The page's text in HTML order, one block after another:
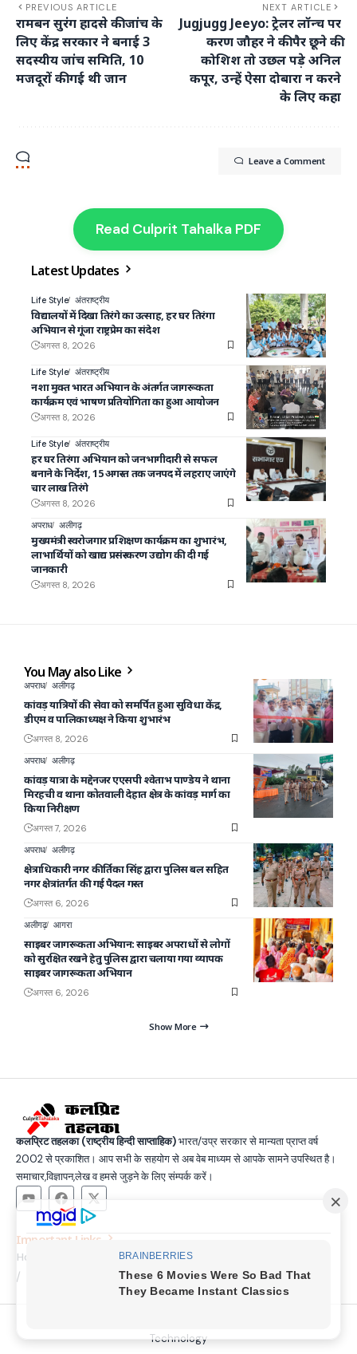
PREVIOUS ARTICLE
रामबन सुरंग हादसे की जांच के
लिए केंद्र सरकार ने बनाई 3
सदस्यीय जांच समिति, 10
मजदूरों की गई थी जान
NEXT ARTICLE
Jugjugg Jeeyo: ट्रेलर लॉन्च पर
करण जौहर ने की पैर छूने की
कोशिश तो उछल पड़े अनिल
कपूर, उन्हें ऐसा दोबारा न करने
के लिए कहा
Leave a Comment
Read Culprit Tahalka PDF
Latest Updates
Life Style अंतराष्ट्रीय
विद्यालयों में दिखा तिरंगे का उत्साह, हर घर तिरंगा
अभियान से गूंजा राष्ट्रप्रेम का संदेश
अगस्त 8, 2026
Life Style अंतराष्ट्रीय
नशा मुक्त भारत अभियान के अंतर्गत जागरूकता
कार्यक्रम एवं भाषण प्रतियोगिता का हुआ आयोजन
अगस्त 8, 2026
Life Style अंतराष्ट्रीय
हर घर तिरंगा अभियान को जनभागीदारी से सफल
बनाने के निर्देश, 15 अगस्त तक जनपद में लहराए जाएंगे
चार लाख तिरंगे
अगस्त 8, 2026
अपराध अलीगढ़
मुख्यमंत्री स्वरोजगार प्रशिक्षण कार्यक्रम का शुभारंभ,
लाभार्थियों को खाद्य प्रसंस्करण उद्योग की दी गई
जानकारी
अगस्त 8, 2026
You May also Like
अपराध अलीगढ़
कांवड़ यात्रियों की सेवा को समर्पित हुआ सुविधा केंद्र,
डीएम व पालिकाध्यक्ष ने किया शुभारंभ
अगस्त 8, 2026
अपराध अलीगढ़
कांवड़ यात्रा के मद्देनजर एएसपी श्वेताभ पाण्डेय ने थाना
मिरहची व थाना कोतवाली देहात क्षेत्र के कांवड़ मार्ग का
किया निरीक्षण
अगस्त 7, 2026
अपराध अलीगढ़
क्षेत्राधिकारी नगर कीर्तिका सिंह द्वारा पुलिस बल सहित
नगर क्षेत्रांतर्गत की गई पैदल गस्त
अगस्त 6, 2026
अलीगढ़ आगरा
साइबर जागरूकता अभियान: साइबर अपराधों से लोगों
को सुरक्षित रखने हेतु पुलिस द्वारा चलाया गया व्यापक
साइबर जागरूकता अभियान
अगस्त 6, 2026
Show More
कलप्रिट तहलका (राष्ट्रीय हिन्दी साप्ताहिक)भारत/उप्र सरकार से मान्यता प्राप्त वर्ष
2002 से प्रकाशित। आप सभी के सहयोग से अब वेब माध्यम से आपके सामने उपस्थित है।
समाचार,विज्ञापन,लेख व हमसे जुड़ने के लिए संम्पर्क करें।
Important Links
Home Latest News Contact
Terms and Condition Join Us
Technology